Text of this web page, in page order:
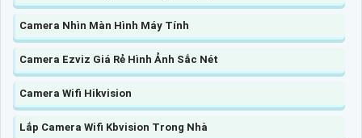
Camera Nhìn Màn Hình Máy Tính
Camera Ezviz Giá Rẻ Hình Ảnh Sắc Nét
Camera Wifi Hikvision
Lắp Camera Wifi Kbvision Trong Nhà